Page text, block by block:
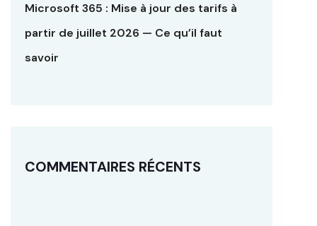
Microsoft 365 : Mise à jour des tarifs à
partir de juillet 2026 — Ce qu’il faut
savoir
COMMENTAIRES RÉCENTS